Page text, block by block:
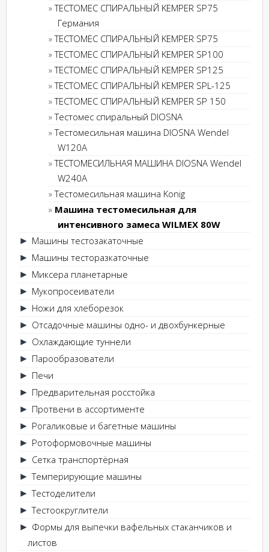
ТЕСТОМЕС СПИРАЛЬНЫЙ KEMPER SP75
Германия
ТЕСТОМЕС СПИРАЛЬНЫЙ KEMPER SP75
ТЕСТОМЕС СПИРАЛЬНЫЙ KEMPER SP100
ТЕСТОМЕС СПИРАЛЬНЫЙ KEMPER SP125
ТЕСТОМЕС СПИРАЛЬНЫЙ KEMPER SPL-125
ТЕСТОМЕС СПИРАЛЬНЫЙ KEMPER SP 150
Тестомес спиральный DIOSNA
Тестомесильная машина DIOSNA Wendel
W120A
ТЕСТОМЕСИЛЬНАЯ МАШИНА DIOSNA Wendel
W240A
Тестомесильная машина Konig
Машина тестомесильная для
интенсивного замеса WILMEX 80W
► Машины тестозакаточные
► Машины тесторазкаточные
► Миксера планетарные
► Мукопросеиватели
► Ножи для хлеборезок
► Отсадочные машины одно- и двохбункерные
► Охлаждающие туннели
► Парообразователи
► Печи
► Предварительная росстойка
► Протвени в ассортименте
► Рогаликовые и багетные машины
► Ротоформовочные машины
► Сетка транспортёрная
► Темперирующие машины
► Тестоделители
► Тестоокруглители
► Формы для выпечки вафельных стаканчиков и
листов